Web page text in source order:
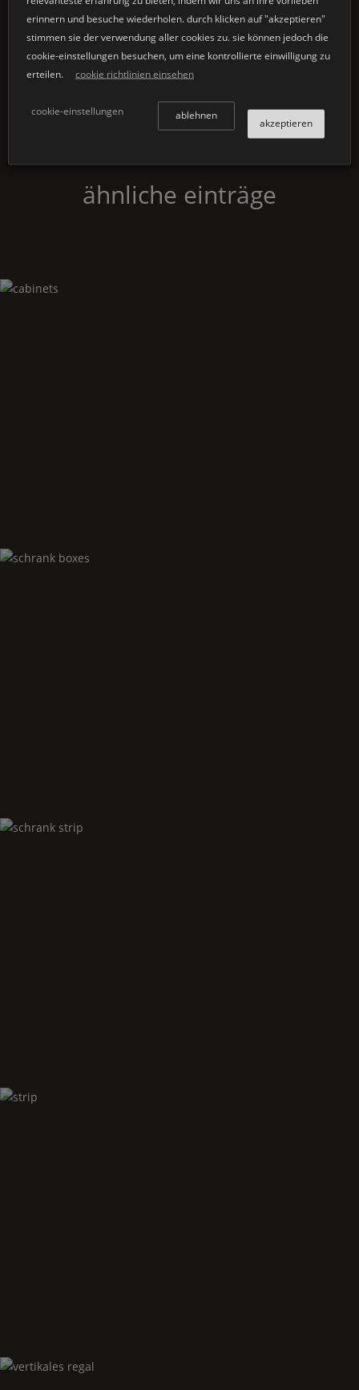
ähnliche einträge
erinnern und besuche wiederholen. durch klicken auf "akzeptieren"
stimmen sie der verwendung aller cookies zu. sie können jedoch die
cookie-einstellungen besuchen, um eine kontrollierte einwilligung zu
erteilen.
cookie richtlinien einsehen
cookie-einstellungen
akzeptieren
ablehnen